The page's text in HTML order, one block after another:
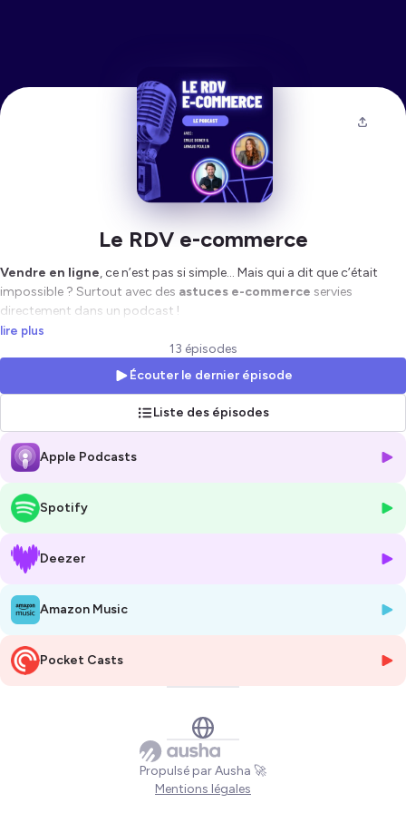
Le RDV e-commerce
Vendre en ligne, ce n’est pas si simple… Mais qui a dit que c’était
impossible ? Surtout avec des astuces e-commerce servies
directement dans un podcast !
Concurrence, coût d’acquisition client, expéditions, logistique,
gestion des retours… La liste
des défisest longue pour les e-
Mais rassurez-vous, avec“le RDV e-commerce”
on peut vous partager les bonnes pratiques et les erreurs à ne surtout
pas commettre pour :
☆ Lancer votre projet e-commerce
☆ Transformer les visiteurs de votre site en acheteurs
☆ Attirer plus des visiteurs qualifiés sur votre boutique en ligne
Chaque semaine, nous rencontrerons, le temps d’une conversation,
une personne qui compose le paysage du commerce en ligne.
commerce.
l’optimisation du taux de conversion
l’acquisition de trafic
lire plus
13 épisodes
Écouter le dernier épisode
Liste des épisodes
Apple Podcasts
Spotify
Deezer
Amazon Music
Pocket Casts
Propulsé par Ausha 🚀
Mentions légales